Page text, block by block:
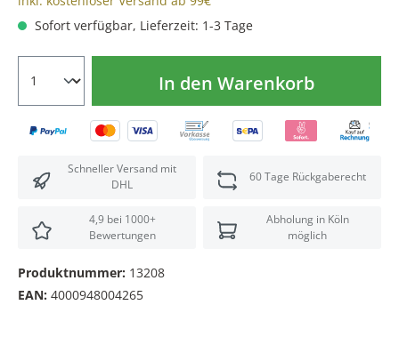
Sofort verfügbar, Lieferzeit: 1-3 Tage
In den Warenkorb
Schneller Versand mit
DHL
60 Tage Rückgaberecht
4,9 bei 1000+
Bewertungen
Abholung in Köln
möglich
Produktnummer: 13208
EAN: 4000948004265